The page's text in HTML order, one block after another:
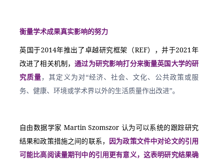
衡量学术成果真实影响的努力
英国于2014年推出了卓越研究框架（REF），并于2021年
改进了相关机制，通过为研究影响打分来衡量英国大学的研
究质量，其定义为对“经济、社会、文化、公共政策或服
务、健康、环境或学术界以外的生活质量作出改进”。
自由数据学家 Martin Szomszor 认为可以系统的跟踪研究
结果和政策措施之间的联系， 因为政策文件中对论文的引用
可能比高阅读量期刊中的引用更有意义，这表明研究结果确